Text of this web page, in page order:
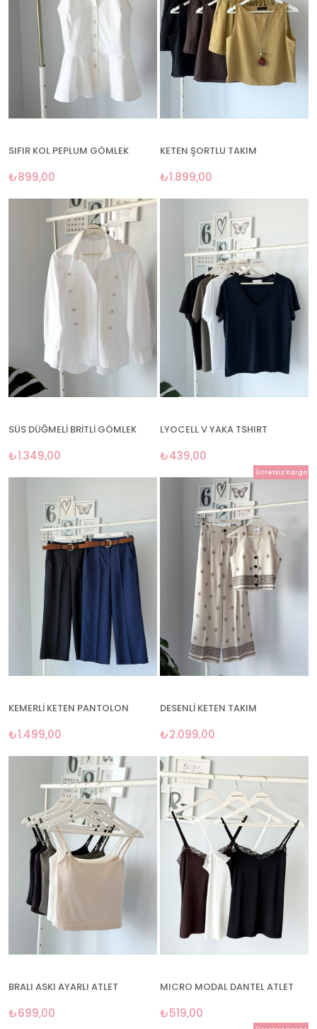
SIFIR KOL PEPLUM GÖMLEK
₺899,00
KETEN ŞORTLU TAKIM
₺1.899,00
SÜS DÜĞMELİ BRİTLİ GÖMLEK
₺1.349,00
LYOCELL V YAKA TSHIRT
₺439,00
KEMERLİ KETEN PANTOLON
₺1.499,00
DESENLİ KETEN TAKIM
₺2.099,00
Ücretsiz Kargo
BRALI ASKI AYARLI ATLET
₺699,00
MICRO MODAL DANTEL ATLET
₺519,00